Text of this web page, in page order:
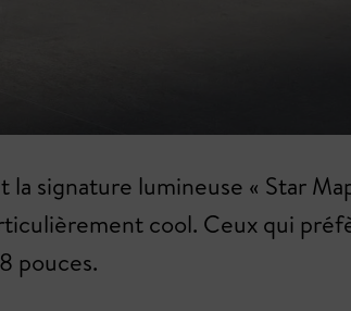
signature lumineuse « Star
cool. Ceux qui
pouces.